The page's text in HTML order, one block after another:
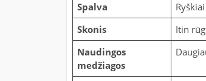
Spalva
Skonis
Itin
Naudingos
medžiagos